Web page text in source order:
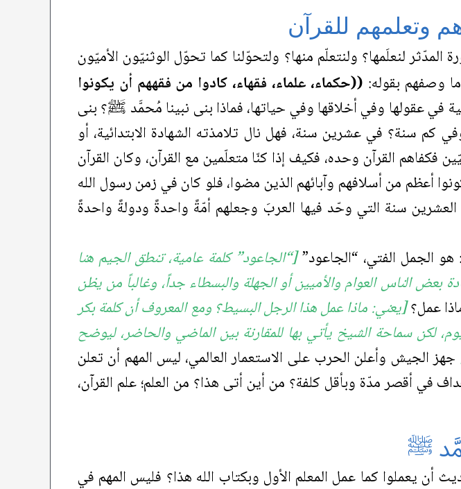
وتعلمهم للقرآن
المدّثر لنعلَمها؟ ولنتعلّم منها؟ ولتحوّلنا كما تحوّل الوثنيّون الأميّون
وصفهم بقوله: ((حكماء، علماء، فقهاء، كادوا من فقههم أن يكونوا
في عقولها وفي أخلاقها وفي حياتها، فماذا بنى نبينا مُحمَّد ﷺ؟ بنى
كم سنة؟ في عشرين سنة، فهل نال تلامذته الشهادة الابتدائية، أو
فكفاهم القرآن وحده، فكيف إذا كنّا متعلّمين مع القرآن، وكان القرآن
أعظم من أسلافهم وآبائهم الذين مضوا، فلو كان في زمن رسول الله
سنة التي وحّد فيها العربَ وجعلهم أمّةً واحدةً ودولةً واحدةً
الجمل الفتي، “الجاعود”[“الجاعود” كلمة عامية، تنطق الجيم هنا
الناس العوام والأميين أو الجهلة والبسطاء جداً، وغالباً من يظن
عمل؟[يعني: ماذا عمل هذا الرجل البسيط؟ ومع المعروف أن كلمة بكر
سماحة الشيخ يأتي بها للمقارنة بين الماضي والحاضر، ليوضح
جهز الجيش وأعلن الحرب على الاستعمار العالمي، ليس المهم أن تعلن
في أقصر مدّة وبأقل كلفة؟ من أين أتى هذا؟ من العلم؛ علم القرآن،
ﷺ
أن يعملوا كما عمل المعلم الأول وبكتاب الله هذا؟ فليس المهم في